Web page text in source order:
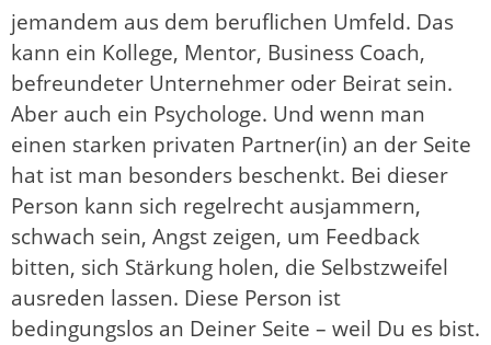
jemandem aus dem beruflichen Umfeld. Das
kann ein Kollege, Mentor, Business Coach,
befreundeter Unternehmer oder Beirat sein.
Aber auch ein Psychologe. Und wenn man
einen starken privaten Partner(in) an der Seite
hat ist man besonders beschenkt. Bei dieser
Person kann sich regelrecht ausjammern,
schwach sein, Angst zeigen, um Feedback
bitten, sich Stärkung holen, die Selbstzweifel
ausreden lassen. Diese Person ist
bedingungslos an Deiner Seite – weil Du es bist.